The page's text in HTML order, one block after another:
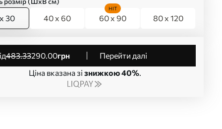
30 40 x 60 60 x 90
HIT
80 x 120
від483.33290.00грн
Перейти далі
Ціна вказана зі знижкою 40%.